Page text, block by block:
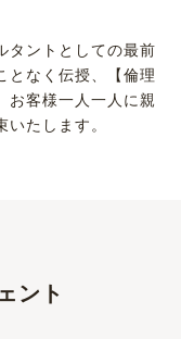
タントとしての最前
となく伝授、【倫理
お客様一人一人に親
たします。
ント